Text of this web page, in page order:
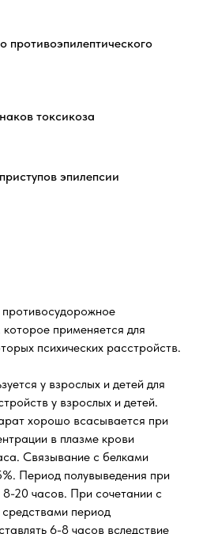
противоэпилептического
токсикоза
эпилепсии
применяется для
психических расстройств.
у взрослых и детей для
у взрослых и детей.
хорошо всасывается при
в плазме крови
Связывание с белками
Период полувыведения при
20 часов. При сочетании с
период
6-8 часов вследствие